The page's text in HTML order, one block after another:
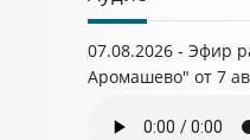
07.08.2026 - Эфир
Аромашево" от 7